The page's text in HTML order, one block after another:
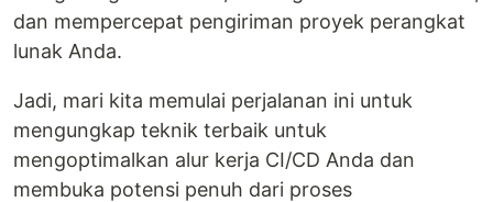
dan mempercepat pengiriman proyek perangkat
lunak Anda.
Jadi, mari kita memulai perjalanan ini untuk
mengungkap teknik terbaik untuk
mengoptimalkan alur kerja CI/CD Anda dan
membuka potensi penuh dari proses